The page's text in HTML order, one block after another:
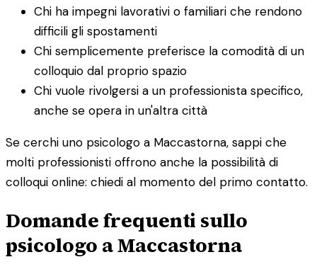
Chi ha impegni lavorativi o familiari che rendono
difficili gli spostamenti
Chi semplicemente preferisce la comodità di un
colloquio dal proprio spazio
Chi vuole rivolgersi a un professionista specifico,
anche se opera in un'altra città
Se cerchi uno psicologo a Maccastorna, sappi che
molti professionisti offrono anche la possibilità di
colloqui online: chiedi al momento del primo contatto.
Domande frequenti sullo
psicologo a Maccastorna